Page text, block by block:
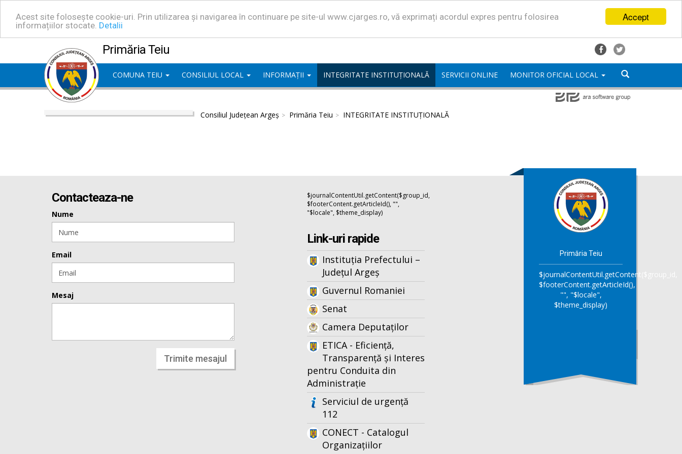
Accept
Acest site folosește cookie-uri. Prin utilizarea și navigarea în continuare pe site-ul www.cjarges.ro, vă exprimați acordul expres pentru folosirea
informațiilor stocate. Detalii
Primăria Teiu
COMUNA TEIU CONSILIUL LOCAL INFORMAȚII INTEGRITATE INSTITUȚIONALĂ SERVICII ONLINE MONITOR OFICIAL LOCAL
Consiliul Județean Argeș Primăria Teiu INTEGRITATE INSTITUȚIONALĂ
Contacteaza-ne
Nume
Email
Mesaj
Trimite mesajul
$journalContentUtil.getContent($group_id,
$footerContent.getArticleId(), "",
"$locale", $theme_display)
Link-uri rapide
Instituția Prefectului –
Județul Argeș
Guvernul Romaniei
Senat
Camera Deputaților
ETICA - Eficiență,
Transparență și Interes
pentru Conduita din
Administrație
Serviciul de urgență
112
CONECT - Catalogul
Organizațiilor
Primăria Teiu
$journalContentUtil.getContent($group_id,
$footerContent.getArticleId(),
"", "$locale",
$theme_display)